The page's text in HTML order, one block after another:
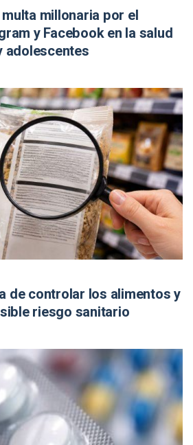
millonaria por el
y Facebook en la salud
adolescentes
de controlar los alimentos y
riesgo sanitario